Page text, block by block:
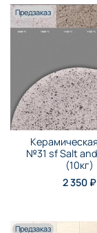
Предзаказ
№31 sf Salt
(10кг)
2 350 ₽
Предзаказ